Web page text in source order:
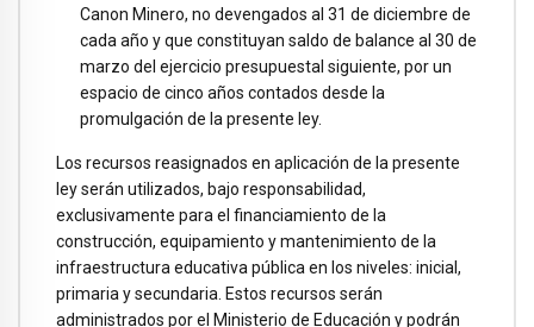
Canon Minero, no devengados al 31 de diciembre de
cada año y que constituyan saldo de balance al 30 de
marzo del ejercicio presupuestal siguiente, por un
espacio de cinco años contados desde la
promulgación de la presente ley.
Los recursos reasignados en aplicación de la presente
ley serán utilizados, bajo responsabilidad,
exclusivamente para el financiamiento de la
construcción, equipamiento y mantenimiento de la
infraestructura educativa pública en los niveles: inicial,
primaria y secundaria. Estos recursos serán
administrados por el Ministerio de Educación y podrán